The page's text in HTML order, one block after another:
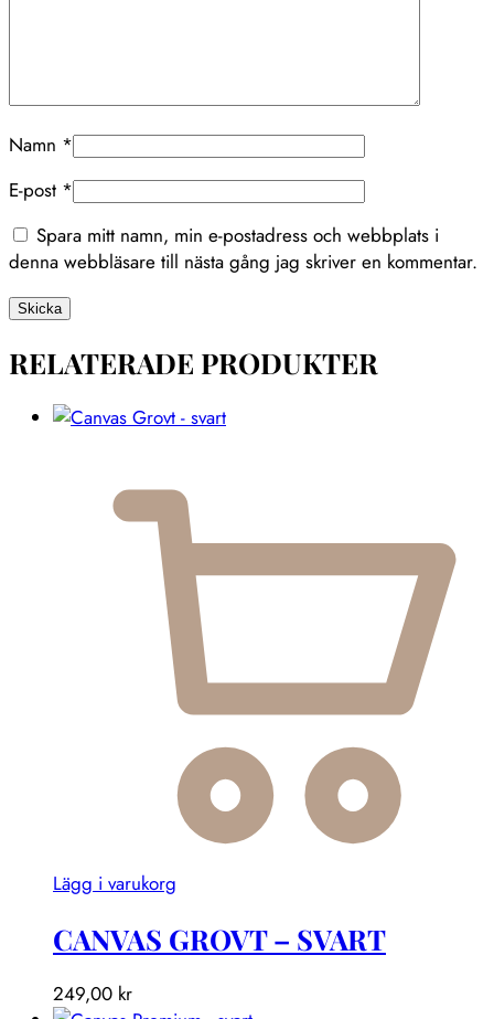
Namn *
E-post *
Spara mitt namn, min e-postadress och webbplats i
denna webbläsare till nästa gång jag skriver en kommentar.
RELATERADE PRODUKTER
Lägg i varukorg
CANVAS GROVT – SVART
249,00 kr